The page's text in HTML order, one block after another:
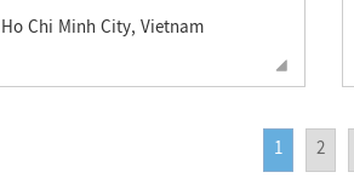
Ho Chi Minh City, Vietnam
1 2